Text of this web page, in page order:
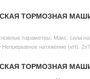
ТОРМОЗНАЯ
параметры: Макс. сила
Непрерывное натяжение (кН):
ТОРМОЗНАЯ